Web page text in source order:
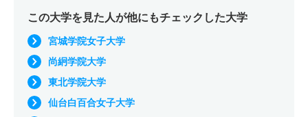
この大学を見た人が他にもチェックした大学
宮城学院女子大学
尚絅学院大学
東北学院大学
仙台白百合女子大学